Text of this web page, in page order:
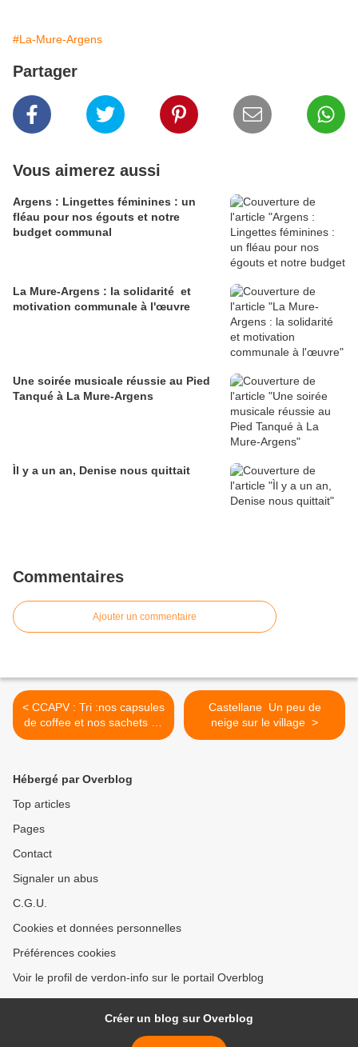
#La-Mure-Argens
Partager
Vous aimerez aussi
Argens : Lingettes féminines : un
fléau pour nos égouts et notre
budget communal
La Mure-Argens : la solidarité et
motivation communale à l'œuvre
Une soirée musicale réussie au Pied
Tanqué à La Mure-Argens
Ìl y a un an, Denise nous quittait
Commentaires
Ajouter un commentaire
< CCAPV : Tri :nos capsules
de coffee et nos sachets de
tea !
Castellane Un peu de
neige sur le village >
Hébergé par Overblog
Top articles
Pages
Contact
Signaler un abus
C.G.U.
Cookies et données personnelles
Préférences cookies
Voir le profil de verdon-info sur le portail Overblog
Créer un blog sur Overblog